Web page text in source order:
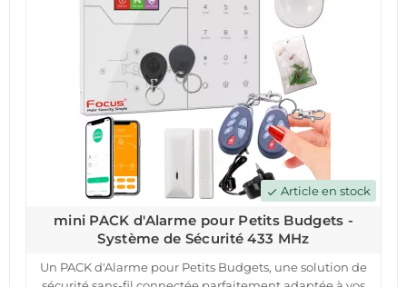
check Article en stock
mini PACK d'Alarme pour Petits Budgets -
Système de Sécurité 433 MHz
Un PACK d'Alarme pour Petits Budgets, une solution de